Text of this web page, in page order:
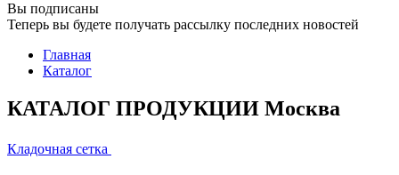
Вы подписаны
Теперь вы будете получать рассылку последних новостей
Главная
Каталог
КАТАЛОГ ПРОДУКЦИИ Москва
Кладочная сетка